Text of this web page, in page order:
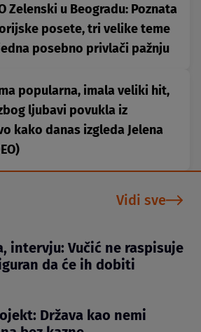
Zelenski u Beogradu: Poznata
posete, tri velike teme
posebno privlači pažnju
popularna, imala veliki hit,
ljubavi povukla iz
kako danas izgleda Jelena
Vidi sve
intervju: Vučić ne raspisuje
da će ih dobiti
Država kao nemi